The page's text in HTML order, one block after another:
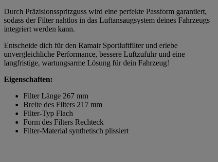
Durch Präzisionsspritzguss wird eine perfekte Passform garantiert,
sodass der Filter nahtlos in das Luftansaugsystem deines Fahrzeugs
integriert werden kann.
Entscheide dich für den Ramair Sportluftfilter und erlebe
unvergleichliche Performance, bessere Luftzufuhr und eine
langfristige, wartungsarme Lösung für dein Fahrzeug!
Eigenschaften:
Filter Länge 267 mm
Breite des Filters 217 mm
Filter-Typ Flach
Form des Filters Rechteck
Filter-Material synthetisch plissiert